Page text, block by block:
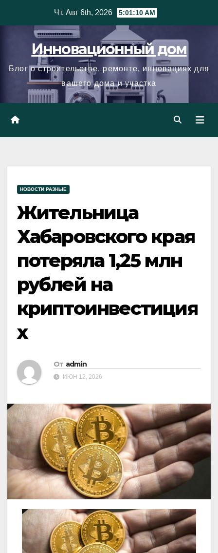
Чт. Авг 6th, 2026 5:01:11 AM
Инновационный дом
Блог о строительстве, ремонте, инновациях для
вашего дома и участка
НОВОСТИ РАЗНЫЕ
Жительница
Хабаровского края
потеряла 1,25 млн
рублей на
криптоинвестиция
х
От admin
ИЮН 12, 2026